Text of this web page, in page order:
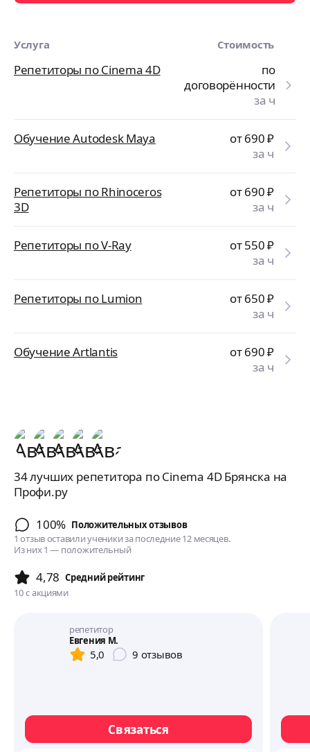
Услуга Стоимость
Репетиторы по Cinema 4D
по
договорённости
за ч
Обучение Autodesk Мауа от 690₽
за ч
Репетиторы по Rhinoceros
3D
от 690₽
за ч
Репетиторы по V-Ray от 550₽
за ч
Репетиторы по Lumion от 650₽
за ч
Обучение Artlantis от 690₽
за ч
34 лучших репетитора по Cinema 4D Брянска на
Профи.ру
100% Положительных отзывов
1 отзыв оставили ученики за последние 12 месяцев.
Из них 1 — положительный
4,78 Cредний рейтинг
10 с акциями
репетитор
Евгения М.
5,0 9 отзывов
Связаться